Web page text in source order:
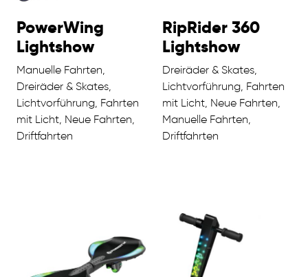
PowerWing
Lightshow
Manuelle Fahrten,
Dreiräder & Skates,
Lichtvorführung, Fahrten
mit Licht, Neue Fahrten,
Driftfahrten
RipRider 360
Lightshow
Dreiräder & Skates,
Lichtvorführung, Fahrten
mit Licht, Neue Fahrten,
Manuelle Fahrten,
Driftfahrten